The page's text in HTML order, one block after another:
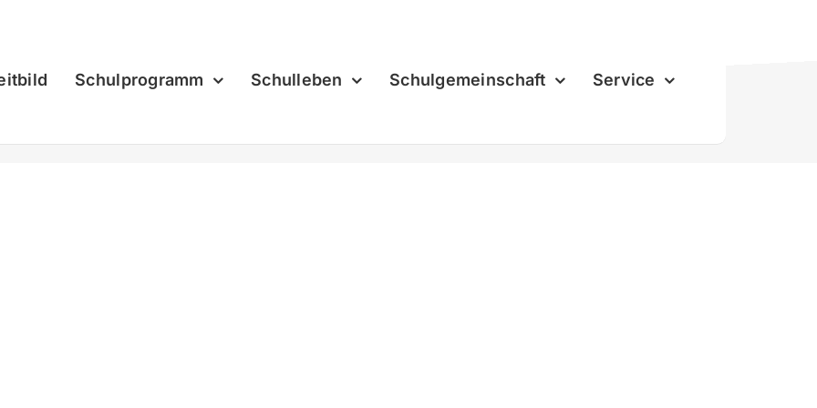
Schulprogramm Schulleben Schulgemeinschaft Service